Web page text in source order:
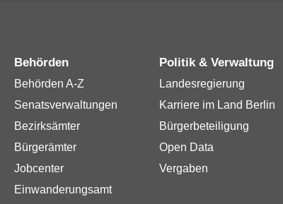
Behörden
Behörden A-Z
Senatsverwaltungen
Bezirksämter
Bürgerämter
Jobcenter
Einwanderungsamt
Politik & Verwaltung
Landesregierung
Karriere im Land Berlin
Bürgerbeteiligung
Open Data
Vergaben